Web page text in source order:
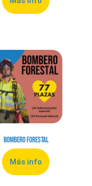
Bombero Forestal
Más info